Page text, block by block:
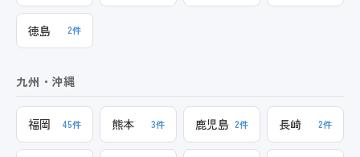
徳島 2件
九州・沖縄
福岡 45件 熊本 3件 鹿児島 2件 長崎 2件